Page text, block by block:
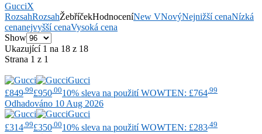
GucciX
RozsahRozsahŽebříčekHodnoceníNew VNovýNejnižší cenaNízká
cenanejvyšší cenaVysoká cena
Show
Ukazující 1 na 18 z 18
Strana 1 z 1
Gucci
£849 .99£950 .0010% sleva na použití WOWTEN: £764 .99
Odhadováno 10 Aug 2026
Gucci
£314 .99£350 .0010% sleva na použití WOWTEN: £283 .49